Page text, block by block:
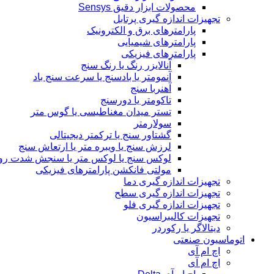
محصولات ابزار دقیق Sensys
تجهیزات اندازه گیری پرتابل
پارامترهای برق و الکترونیک
پارامترهای شیمیایی
پارامترهای فیزیکی
آنالایزر رنگ یا رنگ سنج
آنمومتر یا بادسنج یا سرعت سنج باد
آهنربا سنج
تاکومتر یا دورسنج
تستر میدان مغناطیسی یا گوس متر
سولارمتر
گشتاور سنج یا ترکمتر دیجیتالی
لرزش سنج یا ویبره متر یا ارتعاش سنج
لوکس سنج یا لوکس متر یا سنجش شدت
مولتی فانکشن پارامترهای فیزیکی
تجهیزات اندازه گیری دما
تجهیزات اندازه گیری سطح
تجهیزات اندازه گیری فلو
تجهیزات کالیبراسیون
دیتالاگر یا رکوردر
اتوماسیون صنعتی
اچ ام آی
اچ ام آی